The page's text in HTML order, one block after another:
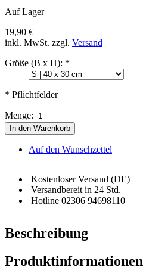
Auf Lager
19,90 €
inkl. MwSt. zzgl. Versand
Größe (B x H): *
* Pflichtfelder
Menge:
In den Warenkorb
Auf den Wunschzettel
Kostenloser Versand (DE)
Versandbereit in 24 Std.
Hotline 02306 94698110
Beschreibung
Produktinformationen